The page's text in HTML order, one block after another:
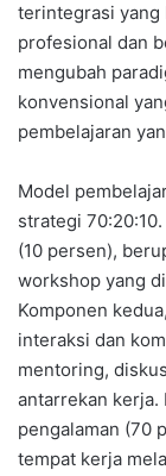
terintegrasi yang
profesional dan
mengubah
konvensional
pembelajaran
Model
strategi
(10 persen),
workshop yang
Komponen
interaksi dan
mentoring,
antarrekan kerja.
pengalaman (70
tempat kerja